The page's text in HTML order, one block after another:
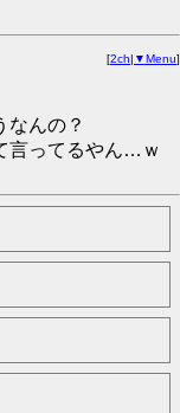
[2ch| ▼Menu]
なんの？
言ってるやん…ｗ